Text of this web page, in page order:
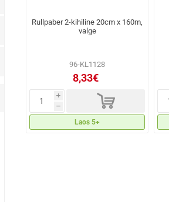
Rullpaber 2-kihiline 20cm x 160m,
valge
96-KL1128
8,33€
i
h d
Laos 5+